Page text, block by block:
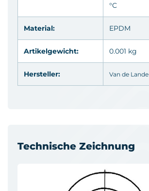
°C
Material: EPDM
Artikelgewicht: 0.001 kg
Hersteller: Van de Lande
Technische Zeichnung